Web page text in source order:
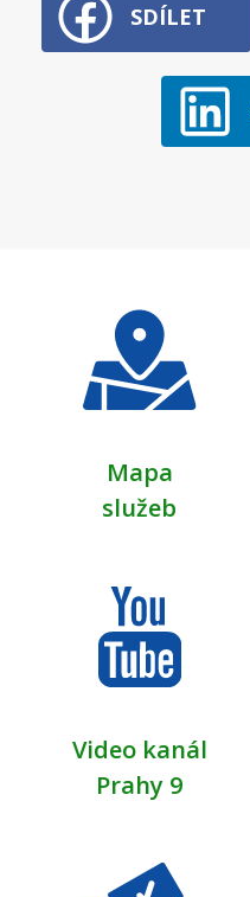
SDÍLET
Mapa
služeb
Video kanál
Prahy 9